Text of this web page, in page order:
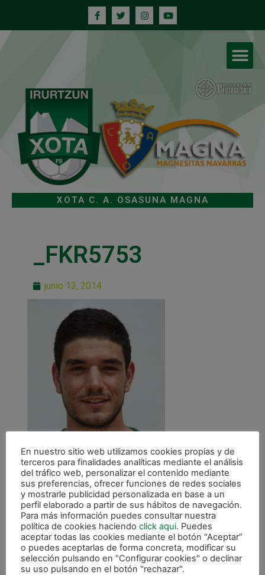
XOTA C. A. OSASUNA MAGNA
_FKR5753
junio 13, 2014
ANTERIOR
Marc Tolrà jugará el Mundial Universitario con la Selección Nacional
En nuestro sitio web utilizamos cookies propias y de
terceros para finalidades analíticas mediante el análisis
del tráfico web, personalizar el contenido mediante
sus preferencias, ofrecer funciones de redes sociales
y mostrarle publicidad personalizada en base a un
perfil elaborado a partir de sus hábitos de navegación.
Para más información puedes consultar nuestra
política de cookies haciendo click aqui. Puedes
aceptar todas las cookies mediante el botón “Aceptar”
o puedes aceptarlas de forma concreta, modificar su
selección pulsando en "Configurar cookies" o declinar
su uso pulsando en el botón "rechazar".